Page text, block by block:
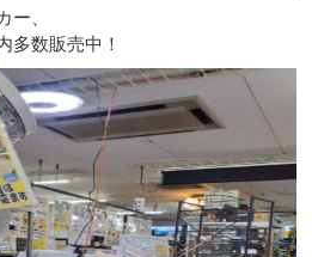
ー、
多数販売中！